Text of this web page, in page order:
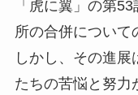
「虎に翼」の第
所の合併について
しかし、その進
たちの苦悩と努力